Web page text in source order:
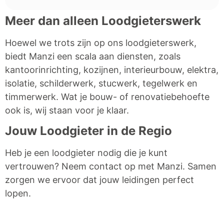
Meer dan alleen Loodgieterswerk
Hoewel we trots zijn op ons loodgieterswerk,
biedt Manzi een scala aan diensten, zoals
kantoorinrichting, kozijnen, interieurbouw, elektra,
isolatie, schilderwerk, stucwerk, tegelwerk en
timmerwerk. Wat je bouw- of renovatiebehoefte
ook is, wij staan voor je klaar.
Jouw Loodgieter in de Regio
Heb je een loodgieter nodig die je kunt
vertrouwen? Neem contact op met Manzi. Samen
zorgen we ervoor dat jouw leidingen perfect
lopen.